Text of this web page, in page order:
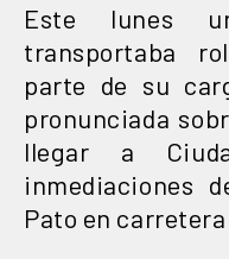
Este lunes
transportaba
parte de su
pronunciada
llegar a
inmediaciones
Pato en